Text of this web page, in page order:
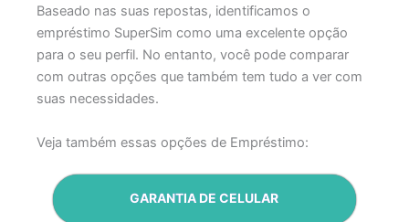
Baseado nas suas repostas, identificamos o
empréstimo SuperSim como uma excelente opção
para o seu perfil. No entanto, você pode comparar
com outras opções que também tem tudo a ver com
suas necessidades.
Veja também essas opções de Empréstimo:
GARANTIA DE CELULAR